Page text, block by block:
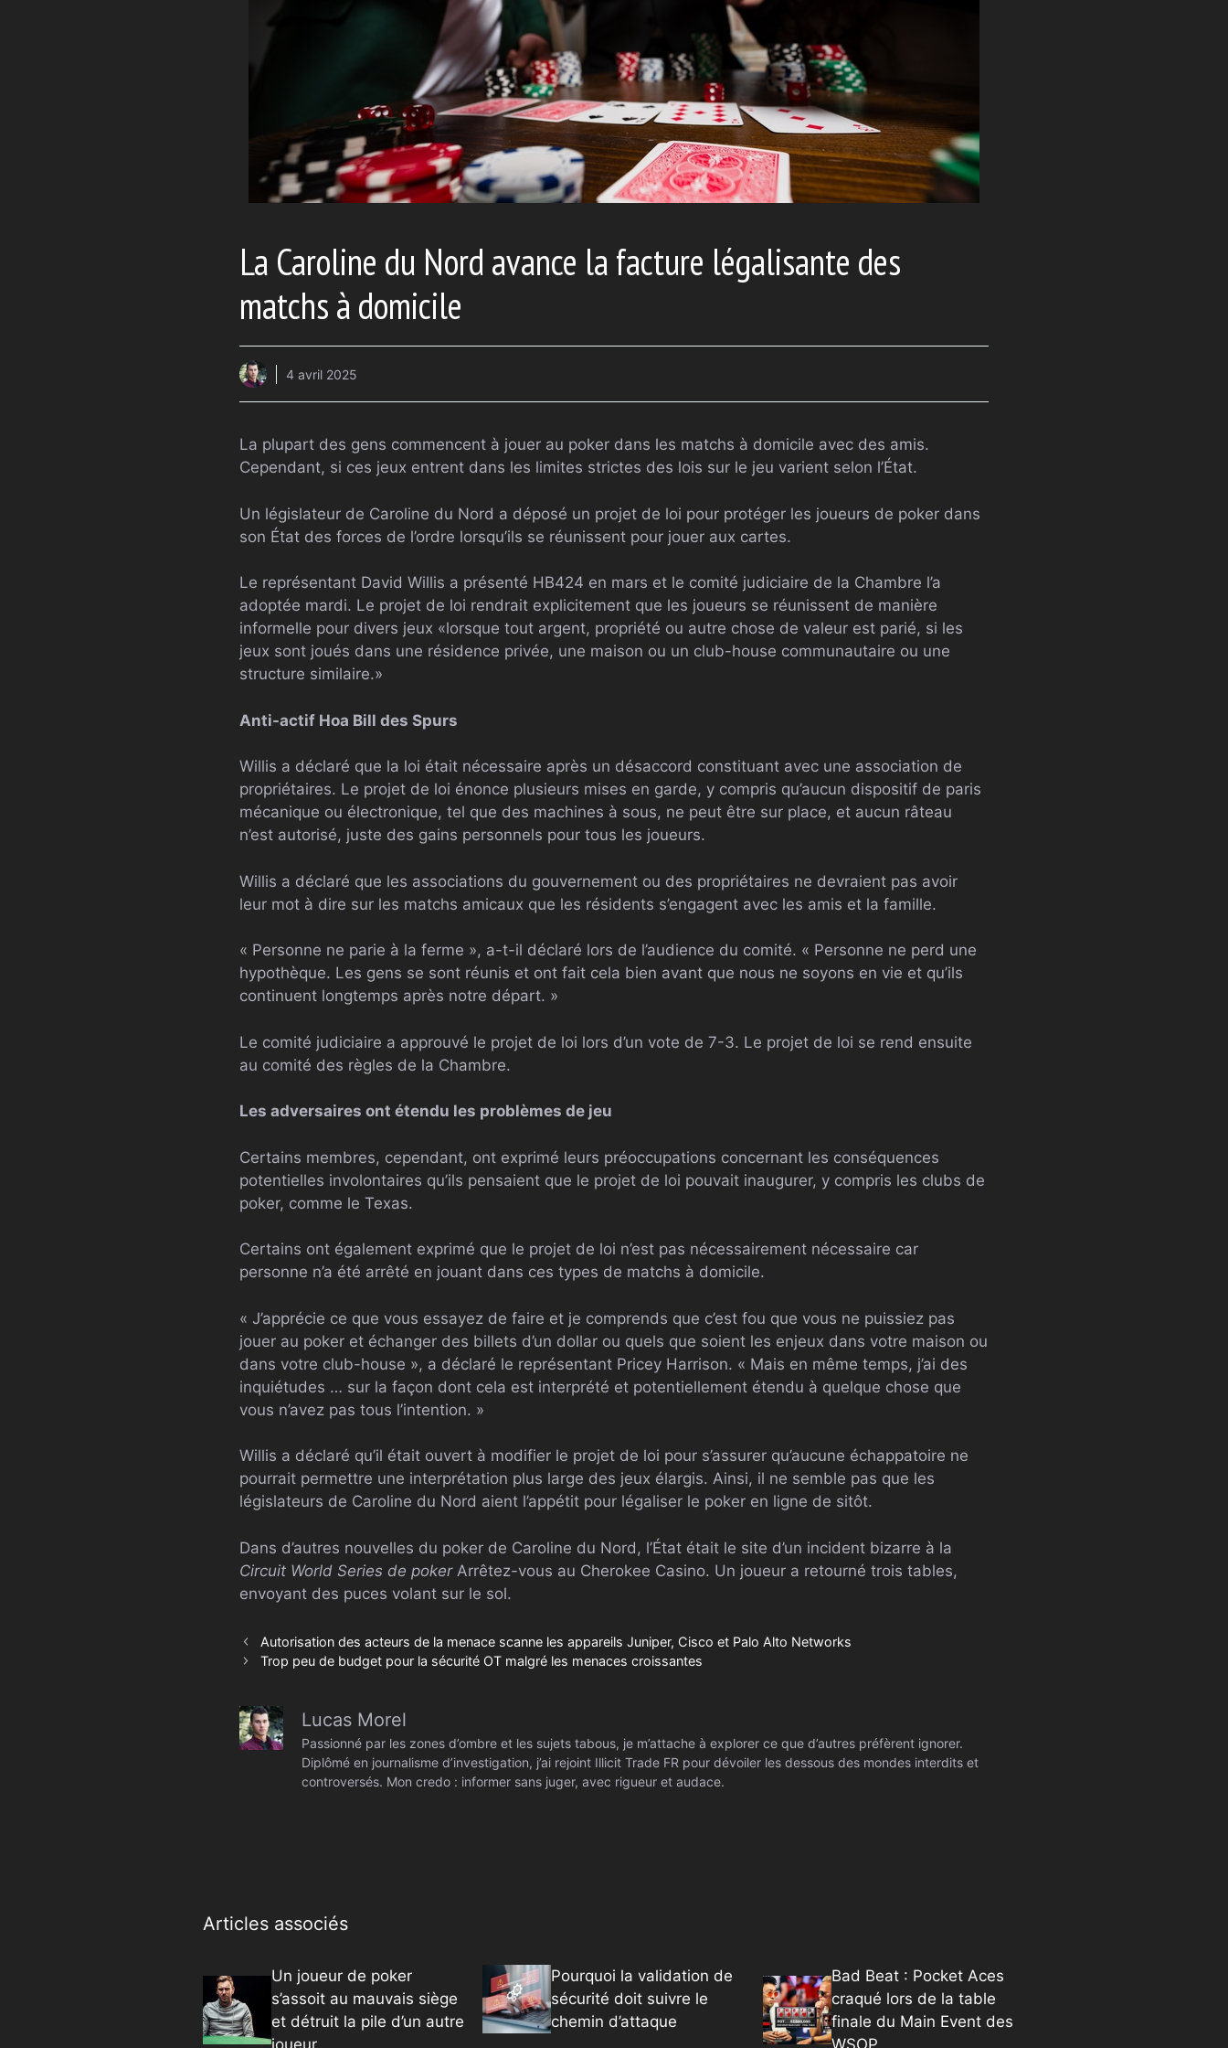
La Caroline du Nord avance la facture légalisante des
matchs à domicile
4 avril 2025
La plupart des gens commencent à jouer au poker dans les matchs à domicile avec des amis.
Cependant, si ces jeux entrent dans les limites strictes des lois sur le jeu varient selon l’État.
Un législateur de Caroline du Nord a déposé un projet de loi pour protéger les joueurs de poker dans
son État des forces de l’ordre lorsqu’ils se réunissent pour jouer aux cartes.
Le représentant David Willis a présenté HB424 en mars et le comité judiciaire de la Chambre l’a
adoptée mardi. Le projet de loi rendrait explicitement que les joueurs se réunissent de manière
informelle pour divers jeux «lorsque tout argent, propriété ou autre chose de valeur est parié, si les
jeux sont joués dans une résidence privée, une maison ou un club-house communautaire ou une
structure similaire.»
Anti-actif Hoa Bill des Spurs
Willis a déclaré que la loi était nécessaire après un désaccord constituant avec une association de
propriétaires. Le projet de loi énonce plusieurs mises en garde, y compris qu’aucun dispositif de paris
mécanique ou électronique, tel que des machines à sous, ne peut être sur place, et aucun râteau
n’est autorisé, juste des gains personnels pour tous les joueurs.
Willis a déclaré que les associations du gouvernement ou des propriétaires ne devraient pas avoir
leur mot à dire sur les matchs amicaux que les résidents s’engagent avec les amis et la famille.
« Personne ne parie à la ferme », a-t-il déclaré lors de l’audience du comité. « Personne ne perd une
hypothèque. Les gens se sont réunis et ont fait cela bien avant que nous ne soyons en vie et qu’ils
continuent longtemps après notre départ. »
Le comité judiciaire a approuvé le projet de loi lors d’un vote de 7-3. Le projet de loi se rend ensuite
au comité des règles de la Chambre.
Les adversaires ont étendu les problèmes de jeu
Certains membres, cependant, ont exprimé leurs préoccupations concernant les conséquences
potentielles involontaires qu’ils pensaient que le projet de loi pouvait inaugurer, y compris les clubs de
poker, comme le Texas.
Certains ont également exprimé que le projet de loi n’est pas nécessairement nécessaire car
personne n’a été arrêté en jouant dans ces types de matchs à domicile.
« J’apprécie ce que vous essayez de faire et je comprends que c’est fou que vous ne puissiez pas
jouer au poker et échanger des billets d’un dollar ou quels que soient les enjeux dans votre maison ou
dans votre club-house », a déclaré le représentant Pricey Harrison. « Mais en même temps, j’ai des
inquiétudes … sur la façon dont cela est interprété et potentiellement étendu à quelque chose que
vous n’avez pas tous l’intention. »
Willis a déclaré qu’il était ouvert à modifier le projet de loi pour s’assurer qu’aucune échappatoire ne
pourrait permettre une interprétation plus large des jeux élargis. Ainsi, il ne semble pas que les
législateurs de Caroline du Nord aient l’appétit pour légaliser le poker en ligne de sitôt.
Dans d’autres nouvelles du poker de Caroline du Nord, l’État était le site d’un incident bizarre à la
Circuit World Series de pokerArrêtez-vous au Cherokee Casino. Un joueur a retourné trois tables,
envoyant des puces volant sur le sol.
Autorisation des acteurs de la menace scanne les appareils Juniper, Cisco et Palo Alto Networks
Trop peu de budget pour la sécurité OT malgré les menaces croissantes
Lucas Morel
Passionné par les zones d’ombre et les sujets tabous, je m’attache à explorer ce que d’autres préfèrent ignorer.
Diplômé en journalisme d’investigation, j’ai rejoint Illicit Trade FR pour dévoiler les dessous des mondes interdits et
controversés. Mon credo : informer sans juger, avec rigueur et audace.
Articles associés
Un joueur de poker
s’assoit au mauvais siège
et détruit la pile d’un autre
joueur
Pourquoi la validation de
sécurité doit suivre le
chemin d’attaque
Bad Beat : Pocket Aces
craqué lors de la table
finale du Main Event des
WSOP